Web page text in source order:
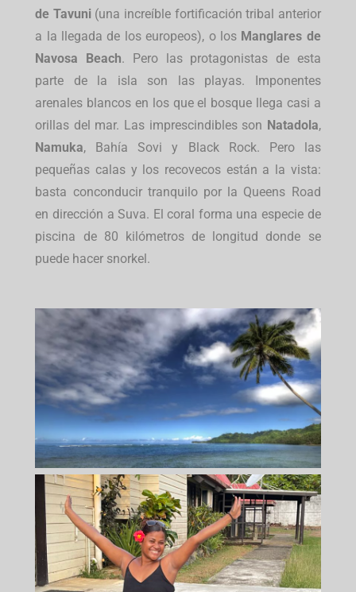
de Tavuni(una increíble fortificación tribal anterior
a la llegada de los europeos), o los Manglares de
Navosa Beach. Pero las protagonistas de esta
parte de la isla son las playas. Imponentes
arenales blancos en los que el bosque llega casi a
orillas del mar. Las imprescindibles son Natadola,
Namuka, Bahía Sovi y Black Rock. Pero las
pequeñas calas y los recovecos están a la vista:
basta conconducir tranquilo por la Queens Road
en dirección a Suva. El coral forma una especie de
piscina de 80 kilómetros de longitud donde se
puede hacer snorkel.